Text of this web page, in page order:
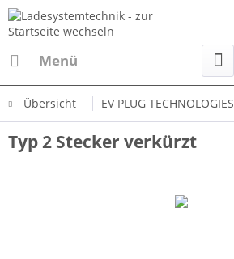
Menü
Übersicht EV PLUG TECHNOLOGIES
Typ 2 Stecker verkürzt